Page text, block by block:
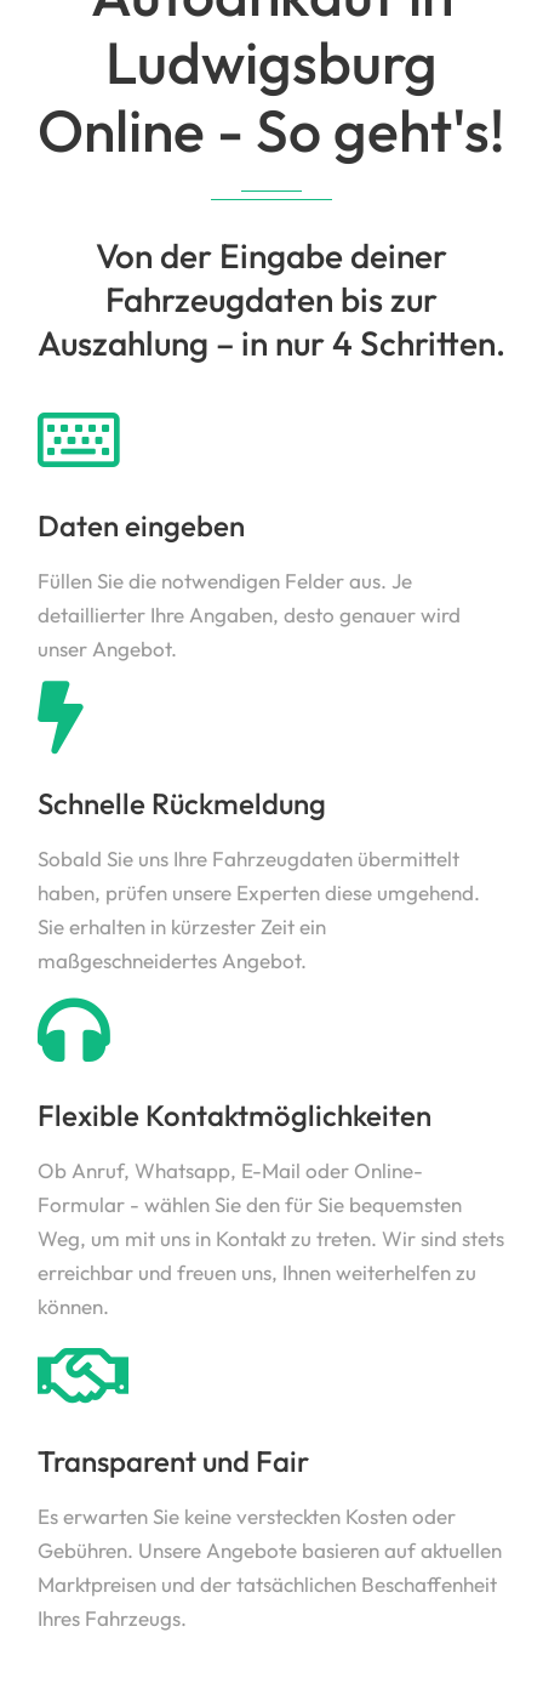
Ludwigsburg
Online - So geht's!
Von der Eingabe deiner
Fahrzeugdaten bis zur
Auszahlung – in nur 4 Schritten.
Daten eingeben
Füllen Sie die notwendigen Felder aus. Je
detaillierter Ihre Angaben, desto genauer wird
unser Angebot.
Schnelle Rückmeldung
Sobald Sie uns Ihre Fahrzeugdaten übermittelt
haben, prüfen unsere Experten diese umgehend.
Sie erhalten in kürzester Zeit ein
maßgeschneidertes Angebot.
Flexible Kontaktmöglichkeiten
Ob Anruf, Whatsapp, E-Mail oder Online-
Formular - wählen Sie den für Sie bequemsten
Weg, um mit uns in Kontakt zu treten. Wir sind stets
erreichbar und freuen uns, Ihnen weiterhelfen zu
können.
Transparent und Fair
Es erwarten Sie keine versteckten Kosten oder
Gebühren. Unsere Angebote basieren auf aktuellen
Marktpreisen und der tatsächlichen Beschaffenheit
Ihres Fahrzeugs.